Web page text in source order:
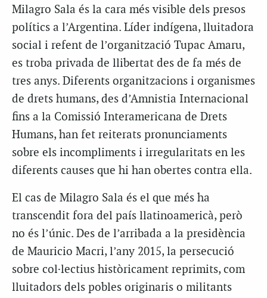
Milagro Sala és la cara més visible dels presos
polítics a l’Argentina. Líder indígena, lluitadora
social i refent de l’organització Tupac Amaru,
es troba privada de llibertat des de fa més de
tres anys. Diferents organitzacions i organismes
de drets humans, des d’Amnistia Internacional
fins a la Comissió Interamericana de Drets
Humans, han fet reiterats pronunciaments
sobre els incompliments i irregularitats en les
diferents causes que hi han obertes contra ella.
El cas de Milagro Sala és el que més ha
transcendit fora del país llatinoamericà, però
no és l’únic. Des de l’arribada a la presidència
de Mauricio Macri, l’any 2015, la persecució
sobre col·lectius històricament reprimits, com
lluitadors dels pobles originaris o militants